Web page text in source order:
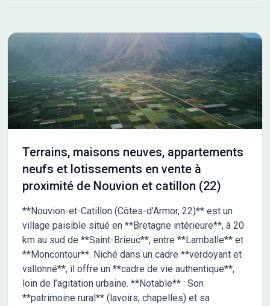
Terrains, maisons neuves, appartements
neufs et lotissements en vente à
proximité de Nouvion et catillon (22)
**Nouvion-et-Catillon (Côtes-d’Armor, 22)** est un
village paisible situé en **Bretagne intérieure**, à 20
km au sud de **Saint-Brieuc**, entre **Lamballe** et
**Moncontour**. Niché dans un cadre **verdoyant et
vallonné**, il offre un **cadre de vie authentique**,
loin de l’agitation urbaine. **Notable** : Son
**patrimoine rural** (lavoirs, chapelles) et sa